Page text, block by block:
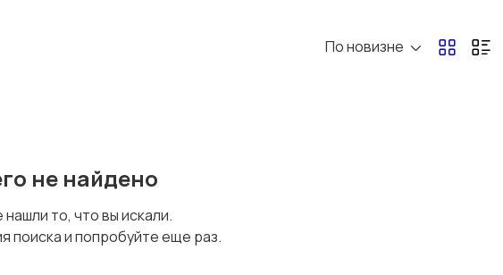
По новизне
не найдено
то, что вы искали.
поиска и попробуйте еще раз.